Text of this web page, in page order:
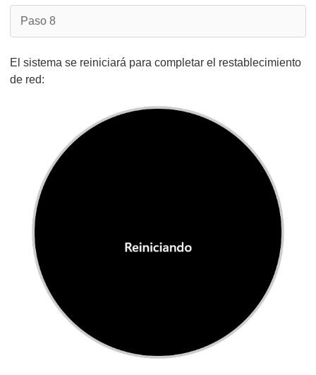
Paso 8
El sistema se reiniciará para completar el restablecimiento
de red: